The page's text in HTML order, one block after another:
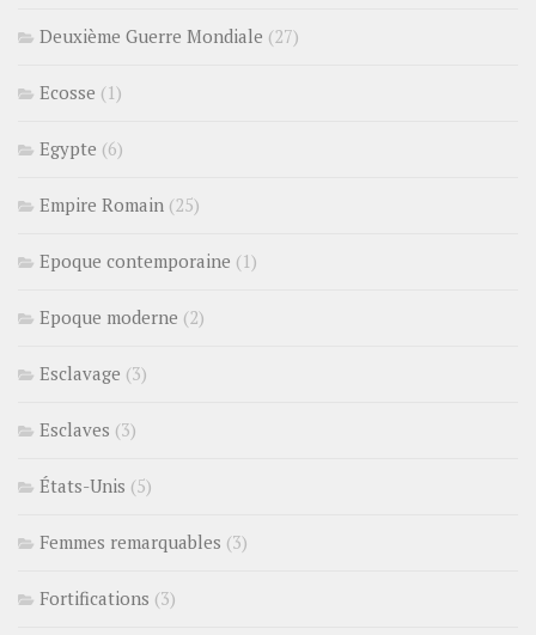
Deuxième Guerre Mondiale (27)
Ecosse (1)
Egypte (6)
Empire Romain (25)
Epoque contemporaine (1)
Epoque moderne (2)
Esclavage (3)
Esclaves (3)
États-Unis (5)
Femmes remarquables (3)
Fortifications (3)